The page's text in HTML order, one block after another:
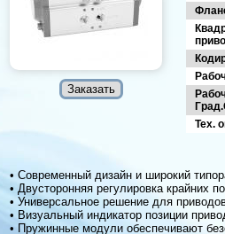
Тех.
• Современный дизайн и широкий
• Двусторонняя регулировка крайних
• Универсальное решение для
• Визуальный индикатор позиции
• Пружинные модули обеспечивают